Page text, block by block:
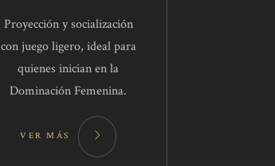
Proyección y socialización
con juego ligero, ideal para
quienes inician en la
Dominación Femenina.
VER MÁS